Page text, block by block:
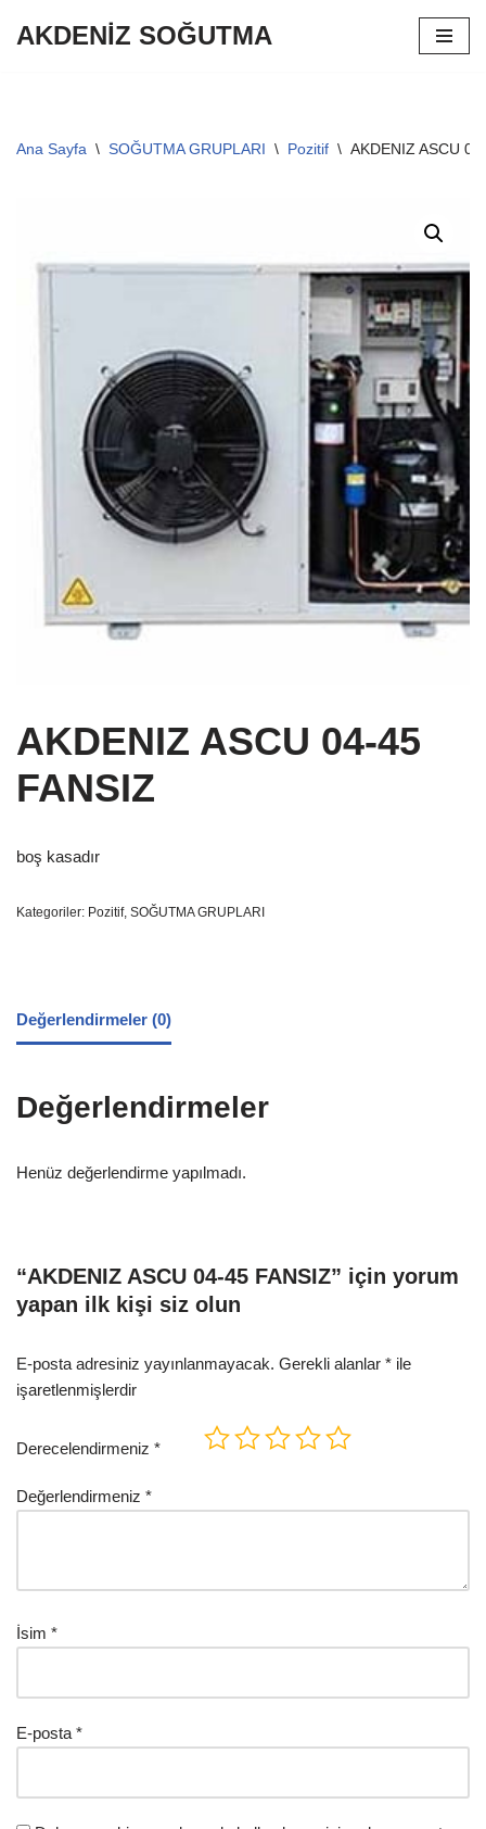
AKDENİZ SOĞUTMA
Ana Sayfa \ SOĞUTMA GRUPLARI \ Pozitif \ AKDENIZ ASCU
AKDENIZ ASCU 04-45
FANSIZ
boş kasadır
Kategoriler: Pozitif, SOĞUTMA GRUPLARI
Değerlendirmeler (0)
Değerlendirmeler
Henüz değerlendirme yapılmadı.
“AKDENIZ ASCU 04-45 FANSIZ” için yorum
yapan ilk kişi siz olun
E-posta adresiniz yayınlanmayacak. Gerekli alanlar * ile
işaretlenmişlerdir
Derecelendirmeniz *
Değerlendirmeniz *
İsim *
E-posta *